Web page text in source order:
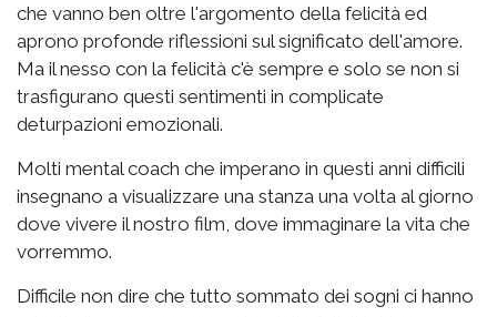
che vanno ben oltre l'argomento della felicità ed
aprono profonde riflessioni sul significato dell'amore.
Ma il nesso con la felicità c'è sempre e solo se non si
trasfigurano questi sentimenti in complicate
deturpazioni emozionali.
Molti mental coach che imperano in questi anni difficili
insegnano a visualizzare una stanza una volta al giorno
dove vivere il nostro film, dove immaginare la vita che
vorremmo.
Difficile non dire che tutto sommato dei sogni ci hanno